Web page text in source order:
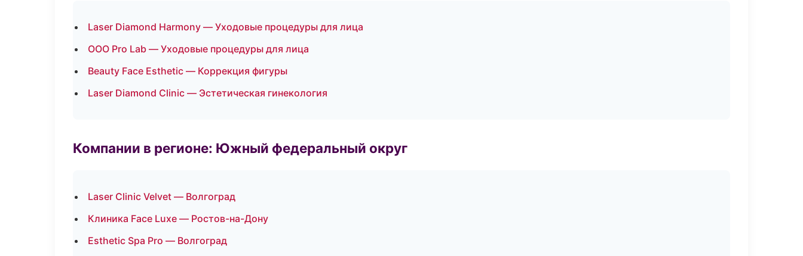
Laser Diamond Harmony — Уходовые процедуры для лица
ООО Pro Lab — Уходовые процедуры для лица
Beauty Face Esthetic — Коррекция фигуры
Laser Diamond Clinic — Эстетическая гинекология
Компании в регионе: Южный федеральный округ
Laser Clinic Velvet — Волгоград
Клиника Face Luxe — Ростов-на-Дону
Esthetic Spa Pro — Волгоград